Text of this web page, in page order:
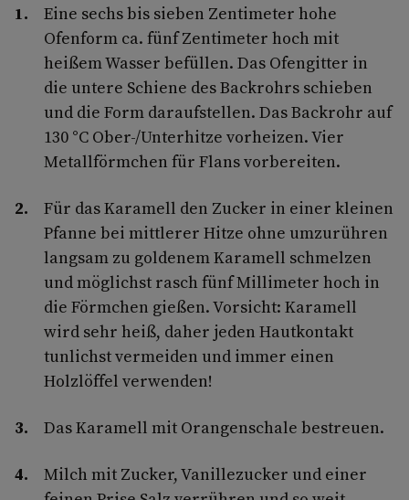
Eine sechs bis sieben Zentimeter hohe
Ofenform ca. fünf Zentimeter hoch mit
heißem Wasser befüllen. Das Ofengitter in
die untere Schiene des Backrohrs schieben
und die Form daraufstellen. Das Backrohr auf
130 °C Ober-/Unterhitze vorheizen. Vier
Metallförmchen für Flans vorbereiten.
Für das Karamell den Zucker in einer kleinen
Pfanne bei mittlerer Hitze ohne umzurühren
langsam zu goldenem Karamell schmelzen
und möglichst rasch fünf Millimeter hoch in
die Förmchen gießen. Vorsicht: Karamell
wird sehr heiß, daher jeden Hautkontakt
tunlichst vermeiden und immer einen
Holzlöffel verwenden!
Das Karamell mit Orangenschale bestreuen.
Milch mit Zucker, Vanillezucker und einer